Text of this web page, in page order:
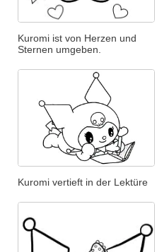
Kuromi ist von Herzen und
Sternen umgeben.
Kuromi vertieft in der Lektüre